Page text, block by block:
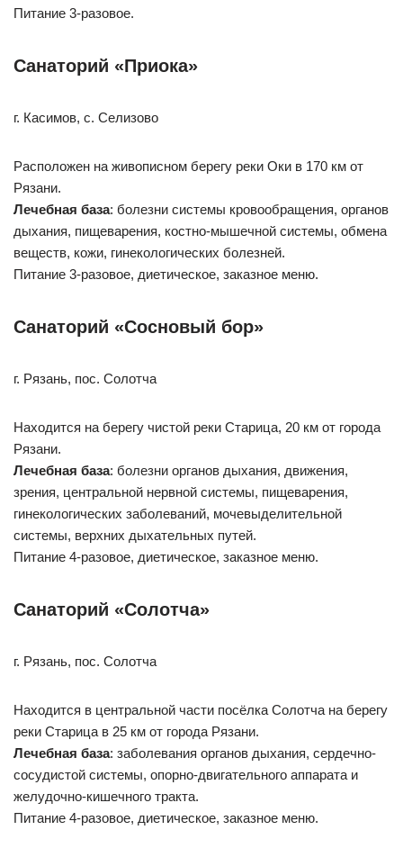
Питание 3-разовое.
Санаторий «Приока»
г. Касимов, с. Селизово
Расположен на живописном берегу реки Оки в 170 км от
Рязани.
Лечебная база: болезни системы кровообращения, органов
дыхания, пищеварения, костно-мышечной системы, обмена
веществ, кожи, гинекологических болезней.
Питание 3-разовое, диетическое, заказное меню.
Санаторий «Сосновый бор»
г. Рязань, пос. Солотча
Находится на берегу чистой реки Старица, 20 км от города
Рязани.
Лечебная база: болезни органов дыхания, движения,
зрения, центральной нервной системы, пищеварения,
гинекологических заболеваний, мочевыделительной
системы, верхних дыхательных путей.
Питание 4-разовое, диетическое, заказное меню.
Санаторий «Солотча»
г. Рязань, пос. Солотча
Находится в центральной части посёлка Солотча на берегу
реки Старица в 25 км от города Рязани.
Лечебная база: заболевания органов дыхания, сердечно-
сосудистой системы, опорно-двигательного аппарата и
желудочно-кишечного тракта.
Питание 4-разовое, диетическое, заказное меню.